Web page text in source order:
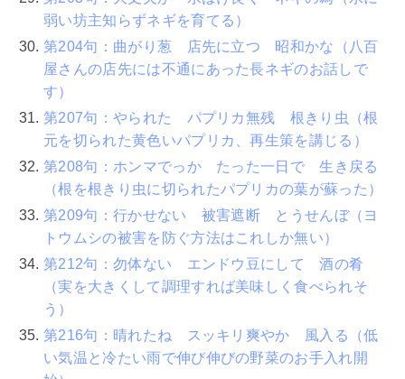
弱い坊主知らずネギを育てる）
第204句：曲がり葱 店先に立つ 昭和かな（八百
屋さんの店先には不通にあった長ネギのお話しで
す）
第207句：やられた パプリカ無残 根きり虫（根
元を切られた黄色いパプリカ、再生策を講じる）
第208句：ホンマでっか たった一日で 生き戻る
（根を根きり虫に切られたパプリカの葉が蘇った）
第209句：行かせない 被害遮断 とうせんぼ（ヨ
トウムシの被害を防ぐ方法はこれしか無い）
第212句：勿体ない エンドウ豆にして 酒の肴
（実を大きくして調理すれば美味しく食べられそ
う）
第216句：晴れたね スッキリ爽やか 風入る（低
い気温と冷たい雨で伸び伸びの野菜のお手入れ開